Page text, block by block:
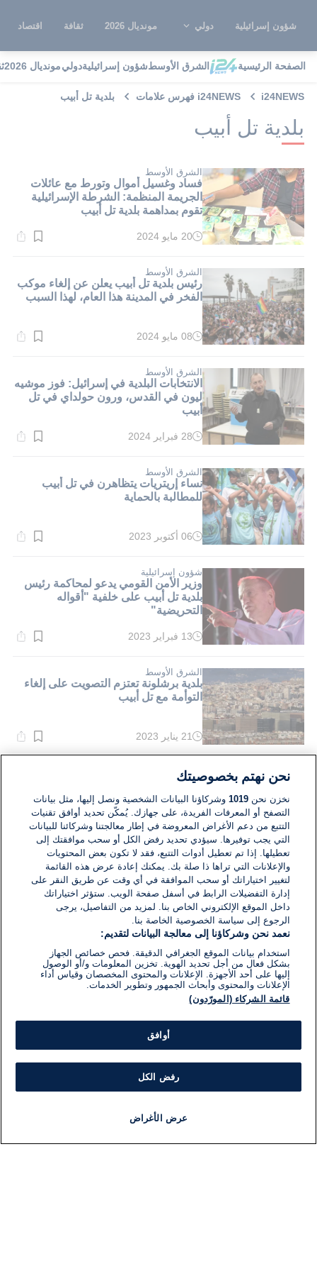
شؤون إسرائيلية دولي مونديال 2026 ثقافة اقتصاد
الصفحة الرئيسية الشرق الأوسطشؤون إسرائيليةدوليمونديال 2026
i24NEWS i24NEWS فهرس علامات بلدية تل أبيب
بلدية تل أبيب
الشرق الأوسط
فساد وغسيل أموال وتورط مع عائلات
الجريمة المنظمة: الشرطة الإسرائيلية
تقوم بمداهمة بلدية تل أبيب
وقت
دقيقة.
20 مايو 2024
الشرق الأوسط
رئيس بلدية تل أبيب يعلن عن إلغاء موكب
الفخر في المدينة هذا العام، لهذا السبب
وقت
دقيقة.
08 مايو 2024
الشرق الأوسط
الانتخابات البلدية في إسرائيل: فوز موشيه
ليون في القدس، ورون حولداي في تل
أبيب
وقت
دقيقة.
28 فبراير 2024
الشرق الأوسط
نساء إريتريات يتظاهرن في تل أبيب
للمطالبة بالحماية
وقت
دقيقة.
06 أكتوبر 2023
شؤون إسرائيلية
وزير الأمن القومي يدعو لمحاكمة رئيس
بلدية تل أبيب على خلفية "أقواله
التحريضية"
وقت
دقيقة.
13 فبراير 2023
الشرق الأوسط
بلدية برشلونة تعتزم التصويت على إلغاء
التوأمة مع تل أبيب
وقت
دقيقة.
21 يناير 2023
الشرق الأوسط
إسرائيل: رئيس بلدية تل أبيب يعتزم إعادة
فتح المراكز الثقافية في المدينة
وقت
القراءة:
1}
دقيقة.
17 يناير 2021
نحن نهتم بخصوصيتك
نخزن نحن1019 وشركاؤنا البيانات الشخصية ونصل إليها، مثل بيانات
التصفح أو المعرفات الفريدة، على جهازك. يُمكّن تحديد أوافق تقنيات
التتبع من دعم الأغراض المعروضة في إطار معالجتنا وشركائنا للبيانات
التي يجب توفيرها. سيؤدي تحديد رفض الكل أو سحب موافقتك إلى
تعطيلها. إذا تم تعطيل أدوات التتبع، فقد لا تكون بعض المحتويات
والإعلانات التي تراها ذا صلة بك. يمكنك إعادة عرض هذه القائمة
لتغيير اختياراتك أو سحب الموافقة في أي وقت عن طريق النقر على
إدارة التفضيلات الرابط في أسفل صفحة الويب. ستؤثر اختياراتك
داخل الموقع الإلكتروني الخاص بنا. لمزيد من التفاصيل، يرجى
الرجوع إلى سياسة الخصوصية الخاصة بنا.
نعمد نحن وشركاؤنا إلى معالجة البيانات لتقديم:
استخدام بيانات الموقع الجغرافي الدقيقة. فحص خصائص الجهاز
بشكل فعال من أجل تحديد الهوية. تخزين المعلومات و/أو الوصول
إليها على أحد الأجهزة. الإعلانات والمحتوى المخصصان وقياس أداء
الإعلانات والمحتوى وأبحاث الجمهور وتطوير الخدمات.
قائمة الشركاء (المورّدون)
أوافق
رفض الكل
عرض الأغراض